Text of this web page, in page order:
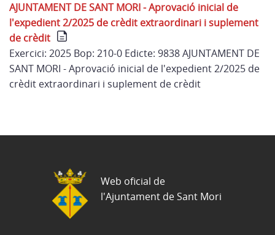
AJUNTAMENT DE SANT MORI - Aprovació inicial de
l'expedient 2/2025 de crèdit extraordinari i suplement
de crèdit
Exercici: 2025 Bop: 210-0 Edicte: 9838 AJUNTAMENT DE
SANT MORI - Aprovació inicial de l'expedient 2/2025 de
crèdit extraordinari i suplement de crèdit
Web oficial de
l'Ajuntament de Sant Mori